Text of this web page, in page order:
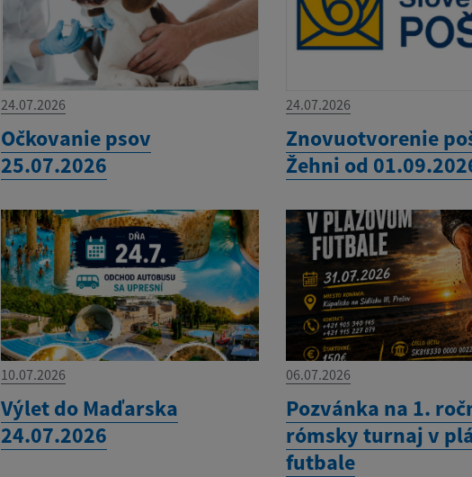
24.07.2026
Očkovanie psov
25.07.2026
24.07.2026
Znovuotvorenie
Žehni od
10.07.2026
Výlet do Maďarska
24.07.2026
06.07.2026
Pozvánka na 1.
rómsky turnaj v
futbale